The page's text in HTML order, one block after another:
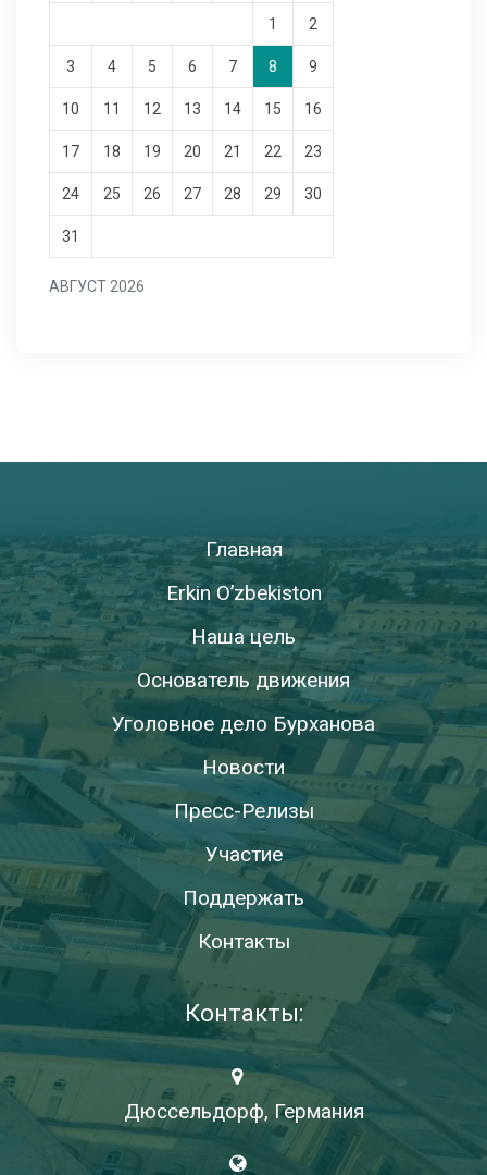
АВГУСТ 2026
1 2
3 4 5 6 7 8 9
10 11 12 13 14 15 16
17 18 19 20 21 22 23
24 25 26 27 28 29 30
31
Главная
Erkin O’zbekiston
Наша цель
Основатель движения
Уголовное дело Бурханова
Новости
Пресс-Релизы
Участие
Поддержать
Контакты
Контакты:
Дюссельдорф, Германия